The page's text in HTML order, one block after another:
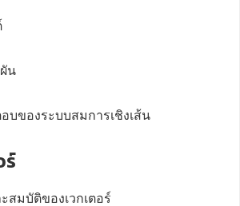
น
บของระบบสมการเชิงเส้น
ร์
สมบัติของเวกเตอร์